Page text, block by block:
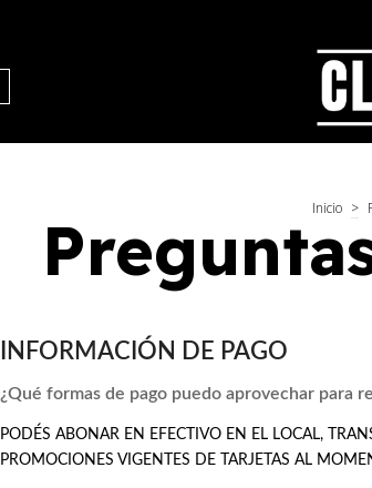
Inicio >
INFORMACIÓN DE PAGO
¿Qué formas de pago puedo aprovechar para
PODÉS ABONAR EN EFECTIVO EN EL LOCAL,
PROMOCIONES VIGENTES DE TARJETAS AL